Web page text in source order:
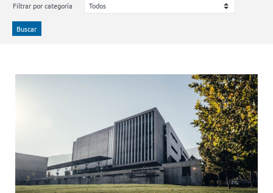
Filtrar por categoría
Buscar